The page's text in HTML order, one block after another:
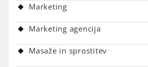
Marketing
Marketing agencija
Masaže in sprostitev